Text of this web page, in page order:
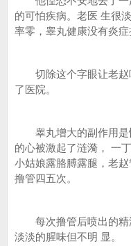
的可怕疾病。老医 生很
率零，睾丸健康没有炎症
切除这个字眼让老赵
了医院。
睾丸增大的副作用是
的心被激起了涟漪， 一
小姑娘露胳膊露腿，老
撸管四五次。
每次撸管后喷出的精
淡淡的腥味但不明 显。